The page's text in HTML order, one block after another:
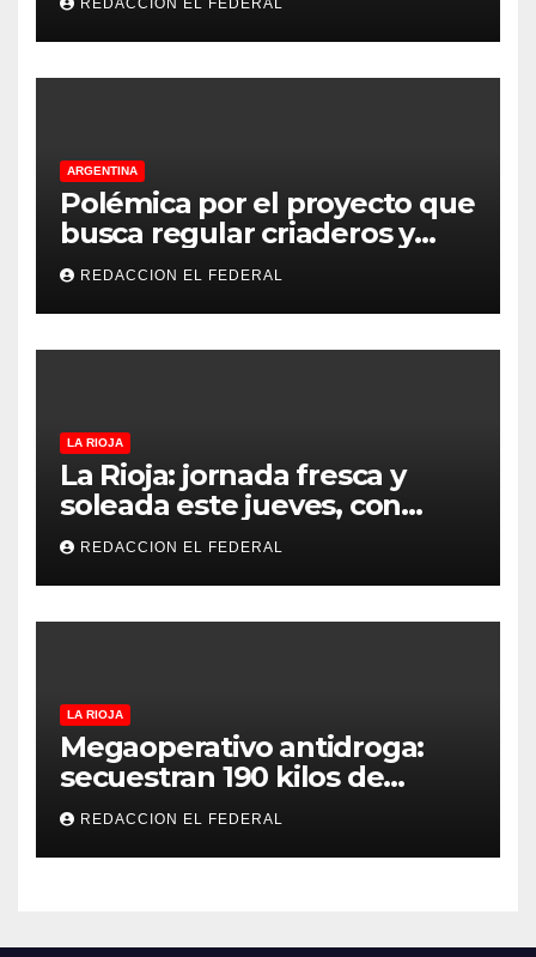
principales puntos
ARGENTINA
Polémica por el proyecto que
busca regular criaderos y
refugios de perros y gatos:
denuncian excesos, mientras
proteccionistas reclaman
controles más duros
REDACCION EL FEDERAL
LA RIOJA
La Rioja: jornada fresca y
soleada este jueves, con
temperaturas estables para
el viernes
REDACCION EL FEDERAL
LA RIOJA
Megaoperativo antidroga:
secuestran 190 kilos de
marihuana que tenían como
destino La Rioja y Catamarca
REDACCION EL FEDERAL